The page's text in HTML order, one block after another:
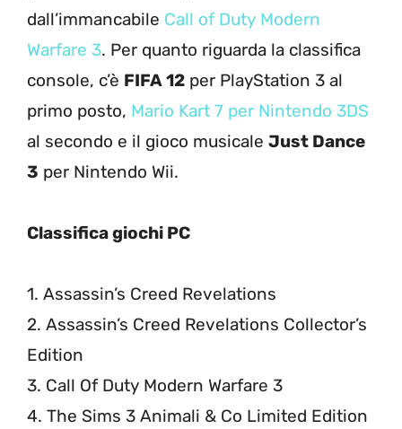
dall’immancabile Call of Duty Modern
Warfare 3. Per quanto riguarda la classifica
console, c’è FIFA 12 per PlayStation 3 al
primo posto, Mario Kart 7 per Nintendo 3DS
al secondo e il gioco musicale Just Dance
3 per Nintendo Wii.
Classifica giochi PC
1. Assassin’s Creed Revelations
2. Assassin’s Creed Revelations Collector’s
Edition
3. Call Of Duty Modern Warfare 3
4. The Sims 3 Animali & Co Limited Edition